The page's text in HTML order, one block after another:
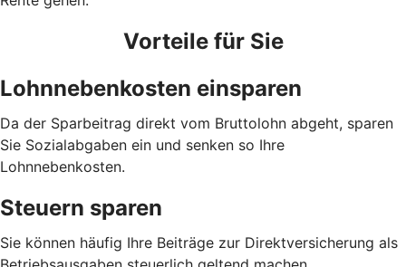
Vorteile für Sie
Lohnnebenkosten einsparen
Da der Sparbeitrag direkt vom Bruttolohn abgeht, sparen
Sie Sozialabgaben ein und senken so Ihre
Lohnnebenkosten.
Steuern sparen
Sie können häufig Ihre Beiträge zur Direktversicherung als